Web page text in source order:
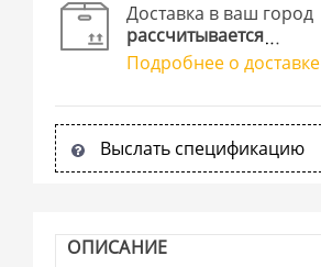
Доставка в ваш город
рассчитывается
Подробнее о доставке
Выслать спецификацию
ОПИСАНИЕ